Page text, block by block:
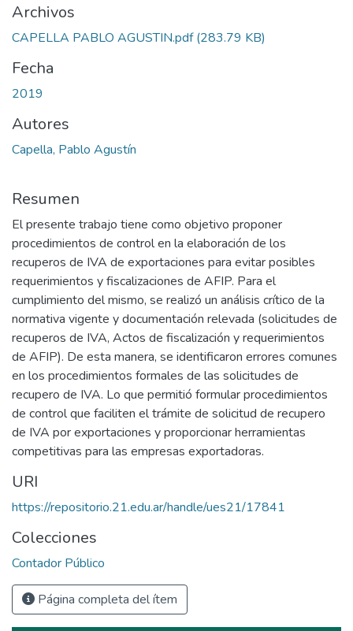
Archivos
CAPELLA PABLO AGUSTIN.pdf(283.79 KB)
Fecha
2019
Autores
Capella, Pablo Agustín
Resumen
El presente trabajo tiene como objetivo proponer
procedimientos de control en la elaboración de los
recuperos de IVA de exportaciones para evitar posibles
requerimientos y fiscalizaciones de AFIP. Para el
cumplimiento del mismo, se realizó un análisis crítico de la
normativa vigente y documentación relevada (solicitudes de
recuperos de IVA, Actos de fiscalización y requerimientos
de AFIP). De esta manera, se identificaron errores comunes
en los procedimientos formales de las solicitudes de
recupero de IVA. Lo que permitió formular procedimientos
de control que faciliten el trámite de solicitud de recupero
de IVA por exportaciones y proporcionar herramientas
competitivas para las empresas exportadoras.
URI
https://repositorio.21.edu.ar/handle/ues21/17841
Colecciones
Contador Público
Página completa del ítem